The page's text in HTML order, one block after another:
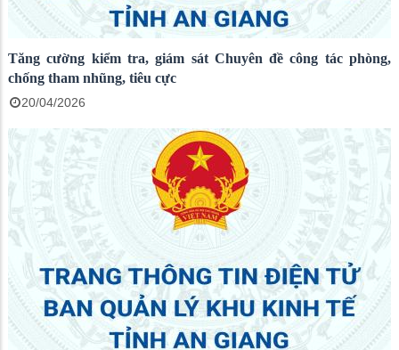
Tăng cường kiểm tra, giám sát Chuyên đề công tác phòng,
chống tham nhũng, tiêu cực
20/04/2026